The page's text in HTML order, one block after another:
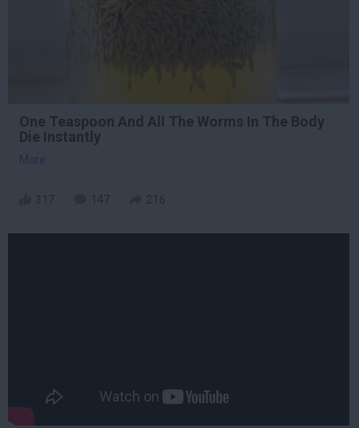
One Teaspoon And All The Worms In The Body
Die Instantly
More